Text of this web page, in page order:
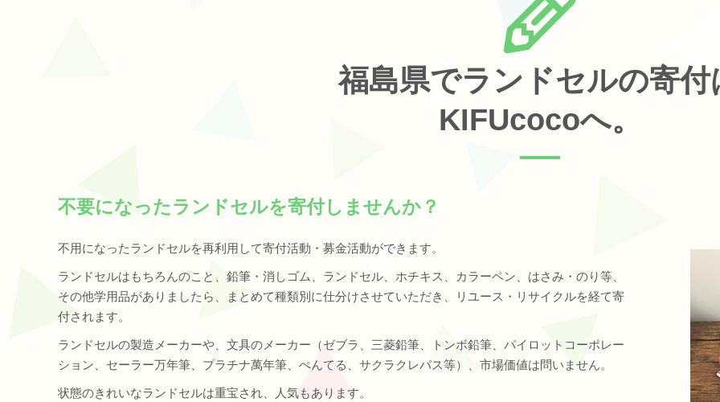
福島県でランドセルの寄付
KIFUcocoへ。
不要になったランドセルを寄付しませんか？
不用になったランドセルを再利用して寄付活動・募金活動ができます。
ランドセルはもちろんのこと、鉛筆・消しゴム、ランドセル、ホチキス、カラーペン、はさみ・のり等、
その他学用品がありましたら、まとめて種類別に仕分けさせていただき、リユース・リサイクルを経て寄
付されます。
ランドセルの製造メーカーや、文具のメーカー（ゼブラ、三菱鉛筆、トンボ鉛筆、パイロットコーポレー
ション、セーラー万年筆、プラチナ萬年筆、ぺんてる、サクラクレパス等）、市場価値は問いません。
状態のきれいなランドセルは重宝され、人気もあります。